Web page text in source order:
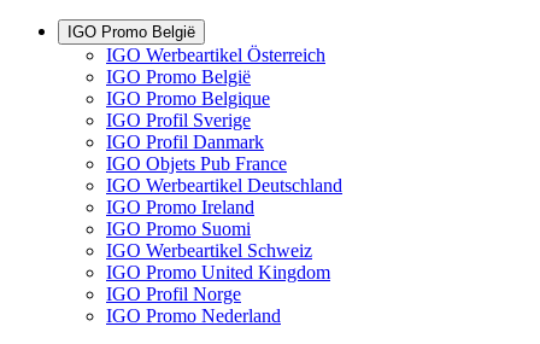
IGO Promo België
IGO Werbeartikel Österreich
IGO Promo België
IGO Promo Belgique
IGO Profil Sverige
IGO Profil Danmark
IGO Objets Pub France
IGO Werbeartikel Deutschland
IGO Promo Ireland
IGO Promo Suomi
IGO Werbeartikel Schweiz
IGO Promo United Kingdom
IGO Profil Norge
IGO Promo Nederland